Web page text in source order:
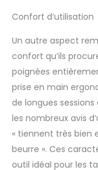
Confort d’utilisation
Un autre aspect
confort qu’ils
poignées
prise en main
de longues
les nombreux avis
« tiennent très bien
beurre ». Ces
outil idéal pour les